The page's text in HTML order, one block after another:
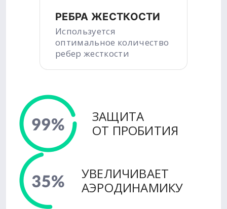
РЕБРА ЖЕСТКОСТИ
Используется
оптимальное количество
ребер жесткости
ЗАЩИТА
ОТ ПРОБИТИЯ
УВЕЛИЧИВАЕТ
АЭРОДИНАМИКУ